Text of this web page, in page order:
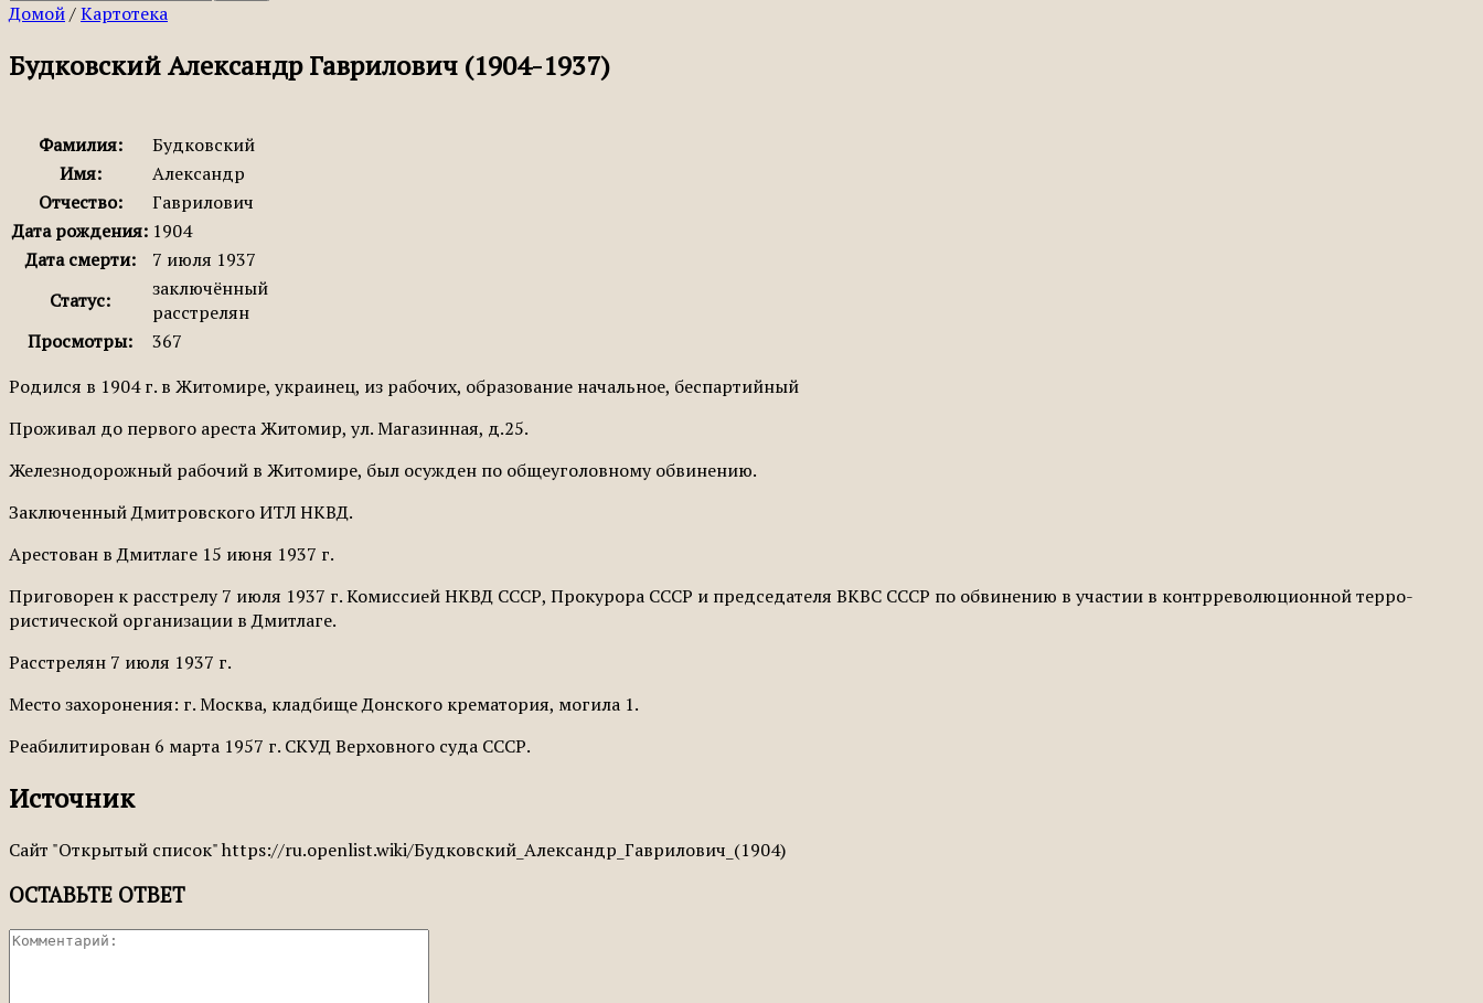
Домой/Картотека
Будковский Александр Гаврилович (1904-1937)
Фамилия:
Будковский
Имя:
Александр
Отчество:
Гаврилович
Дата рождения: 1904
Дата смерти:
7 июля 1937
Статус:
заключённый
расстрелян
Просмотры:
367
Родился в 1904 г. в Житомире, украинец, из рабочих, образование начальное, беспартийный
Проживал до первого ареста Житомир, ул. Магазинная, д.25.
Железнодорожный рабочий в Житомире, был осужден по общеуголовному обвинению.
Заключенный Дмитровского ИТЛ НКВД.
Арестован в Дмитлаге 15 июня 1937 г.
Приговорен к расстрелу 7 июля 1937 г. Комиссией НКВД СССР, Прокурора СССР и председателя ВКВС СССР по обвинению в участии в контрреволюционной терро­
ристической организации в Дмитлаге.
Рас­стрелян 7 июля 1937 г.
Место захоронения: г. Москва, кладбище Донского крематория, могила 1.
Реабилитирован 6 марта 1957 г. СКУД Вер­ховного суда СССР.
Источник
Сайт "Открытый список" https://ru.openlist.wiki/Будковский_Александр_Гаврилович_(1904)
ОСТАВЬТЕ ОТВЕТ